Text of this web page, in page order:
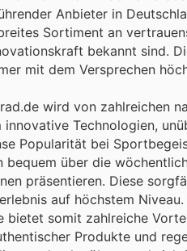
Anbieter in
Sortiment an
bekannt sind.
mit dem Versprechen
wird von zahlreichen
innovative Technologien,
Popularität bei
bequem über die
präsentieren. Diese
auf höchstem Niveau.
bietet somit zahlreiche
Produkte und